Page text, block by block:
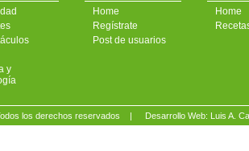
y
Home
Regístrate
Post de usuarios
Home
los derechos reservados | Desarrollo Web: Luis